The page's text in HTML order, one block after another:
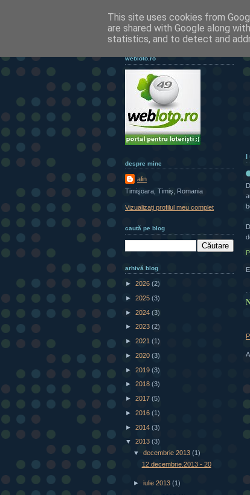
webloto.ro
despre mine
alin
Timişoara, Timiş, Romania
Vizualizați profilul meu complet
caută pe blog
arhivă blog
► 2026 (2)
► 2025 (3)
► 2024 (3)
► 2023 (2)
► 2021 (1)
► 2020 (3)
► 2019 (3)
► 2018 (3)
► 2017 (5)
► 2016 (1)
► 2014 (3)
▼ 2013 (3)
▼decembrie 2013(1)
12.decembrie.2013 - 20
►iulie 2013(1)
This site uses cookies from
are shared with Google along
statistics, and to detect and